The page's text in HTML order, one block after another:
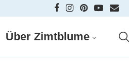
Über Zimtblume